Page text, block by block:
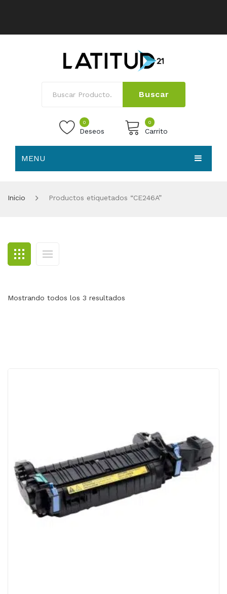
Buscar
0
Deseos
0
Carrito
MENU
BLOG
CONTACTO
Inicio Productos etiquetados “CE246A”
Mostrando todos los 3 resultados